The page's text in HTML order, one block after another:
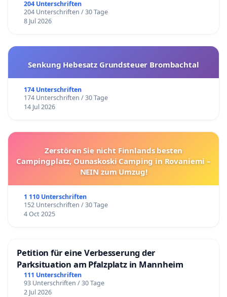
204 Unterschriften
204 Unterschriften / 30 Tage
8 Jul 2026
Senkung Hebesatz Grundsteuer Brombachtal
174 Unterschriften
174 Unterschriften / 30 Tage
14 Jul 2026
Zerstören Sie nicht Finnlands besten
Campingplatz, Ounaskoski Camping in Rovaniemi –
NEIN zum Umzug!
1 110 Unterschriften
152 Unterschriften / 30 Tage
4 Oct 2025
Petition für eine Verbesserung der
Parksituation am Pfalzplatz in Mannheim
111 Unterschriften
93 Unterschriften / 30 Tage
2 Jul 2026